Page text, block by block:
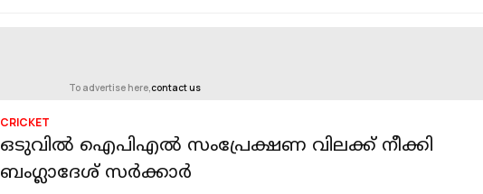
To advertise here,contact us
CRICKET
ഒടുവിൽ ഐപിഎല്‍ സംപ്രേക്ഷണ വിലക്ക് നീക്കി
ബംഗ്ലാദേശ് സര്‍ക്കാര്‍